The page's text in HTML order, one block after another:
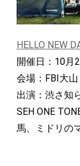
HELLO NEW
開催日：10月
会場：FBI大山
出演：渋さ知
SEH ONE
馬、ミドリの